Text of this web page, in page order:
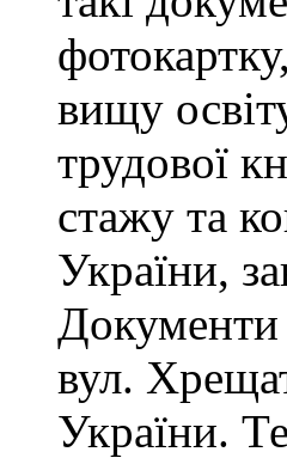
вищу
трудової
стажу та
України,
Документи
вул.
України.